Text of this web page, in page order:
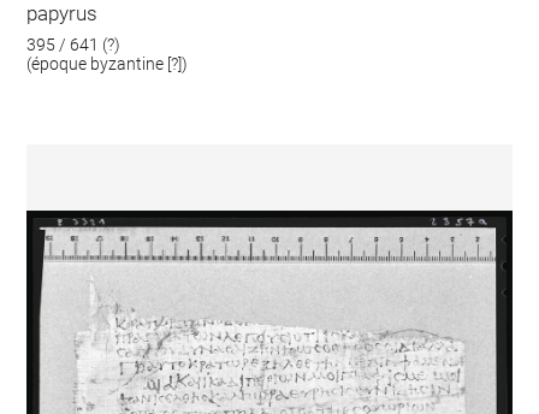
papyrus
395 / 641 (?)
(époque byzantine [?])